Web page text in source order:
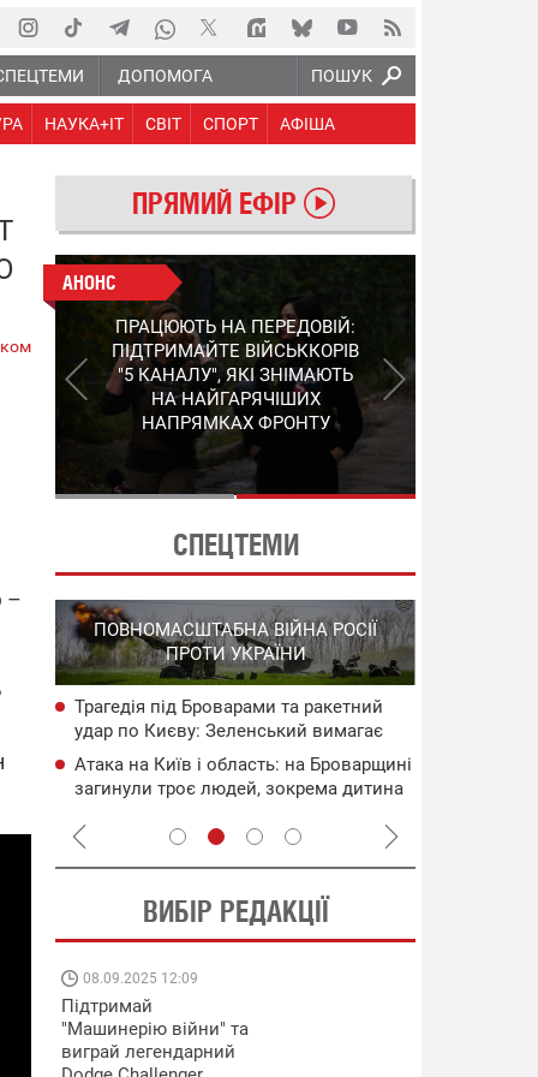
ПОШУК
ДОПОМОГА
НАУКА+IT СВІТ СПОРТ АФІША
–
ПРЯМИЙ ЕФІР
АНОНС
КІНЕЦЬ ВОРОЖИМ
"МОЛНІЯМ" ТА FPV: ЯК
УКРАЇНСЬКИЙ STEP-3
ЗМІНЮЄ ПРАВИЛА ГРИ –
ПОДРОБИЦІ ПРО
ПЕРЕХОПЛЮВАЧ
АНОНС
ПРАЦЮЮТЬ НА ПЕРЕДОВІЙ:
ПІДТРИМАЙТЕ ВІЙСЬККОРІВ
"5 КАНАЛУ", ЯКІ ЗНІМАЮТЬ
НА НАЙГАРЯЧІШИХ
НАПРЯМКАХ ФРОНТУ
СПЕЦТЕМИ
ПОВНОМАСШТАБНА ВІЙНА РОСІЇ
ПРОТИ УКРАЇНИ
Трагедія під Броварами та ракетний
удар по Києву: Зеленський вимагає
нових санкцій проти рф
Атака на Київ і область: на Броварщині
загинули троє людей, зокрема дитина
ВИБІР РЕДАКЦІЇ
08.09.2025 12:09
Підтримай
"Машинерію війни" та
виграй легендарний